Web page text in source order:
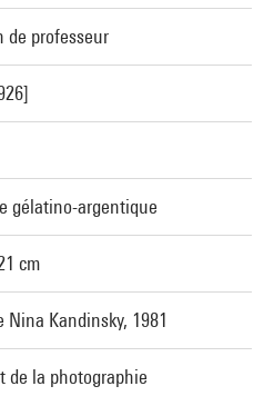
de professeur
gélatino-argentique
cm
Nina Kandinsky, 1981
de la photographie